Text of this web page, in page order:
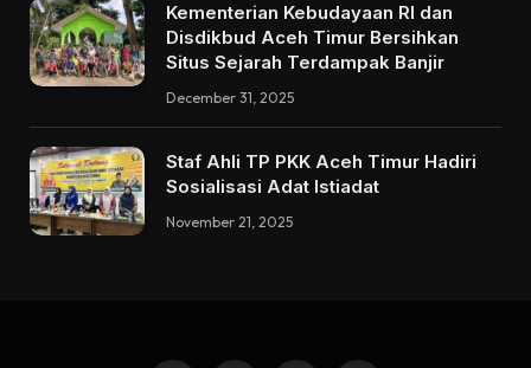
Kementerian Kebudayaan RI dan
Disdikbud Aceh Timur Bersihkan
Situs Sejarah Terdampak Banjir
December 31, 2025
Staf Ahli TP PKK Aceh Timur Hadiri
Sosialisasi Adat Istiadat
November 21, 2025